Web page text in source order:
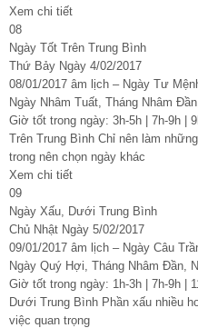
Xem chi tiết
08
Ngày Tốt Trên Trung Bình
Thứ Bảy Ngày 4/02/2017
08/01/2017 âm lịch – Ngày Tư
Ngày Nhâm Tuất, Tháng Nhâm
Giờ tốt trong ngày: 3h-5h | 7h-9h |
Trên Trung Bình Chỉ nên làm
trong nên chọn ngày khác
Xem chi tiết
09
Ngày Xấu, Dưới Trung Bình
Chủ Nhật Ngày 5/02/2017
09/01/2017 âm lịch – Ngày Câu
Ngày Quý Hợi, Tháng Nhâm Đần,
Giờ tốt trong ngày: 1h-3h | 7h-9h |
Dưới Trung Bình Phần xấu nhiều
việc quan trọng